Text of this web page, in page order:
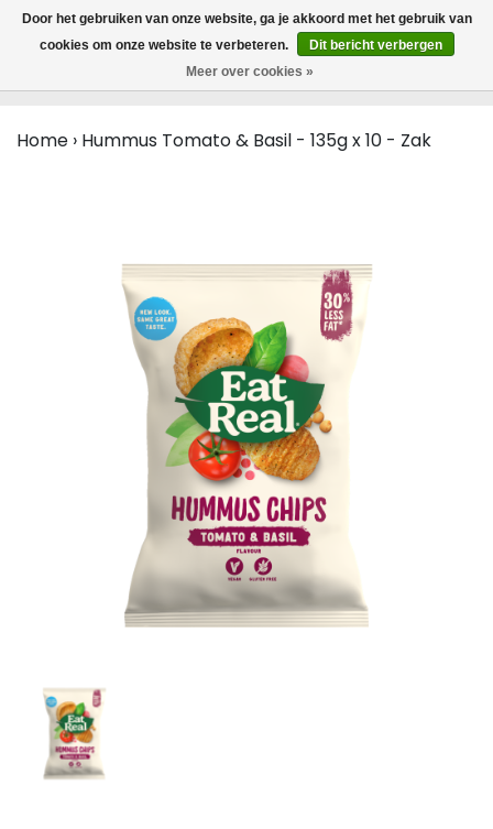
MENU
0
Home › Hummus Tomato & Basil - 135g x 10 - Zak
Door het gebruiken van onze website, ga je akkoord met het gebruik van
cookies om onze website te verbeteren.
Dit bericht verbergen
Meer over cookies »